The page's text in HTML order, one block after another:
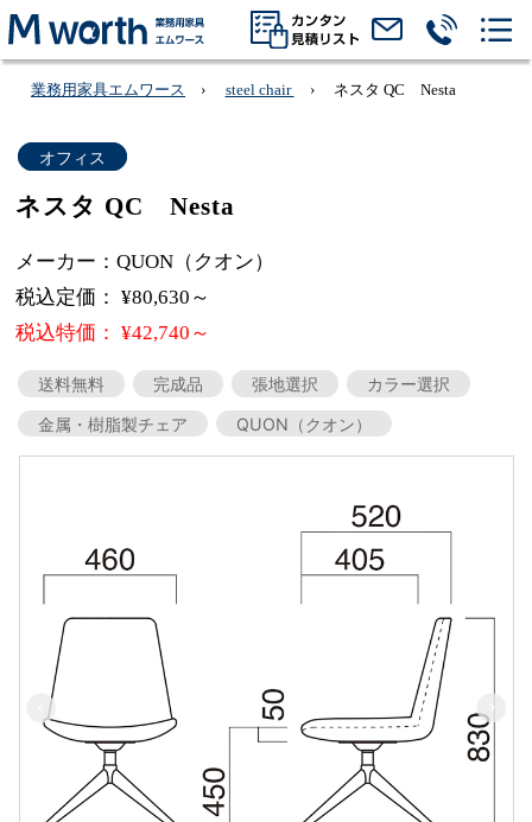
業務用家具エムワース steel chair ネスタ QC Nesta
オフィス
ネスタ QC Nesta
メーカー：QUON（クオン）
税込定価： ¥80,630～
税込特価： ¥42,740～
送料無料 完成品 張地選択
カラー選択
金属・樹脂製チェア
QUON（クオン）